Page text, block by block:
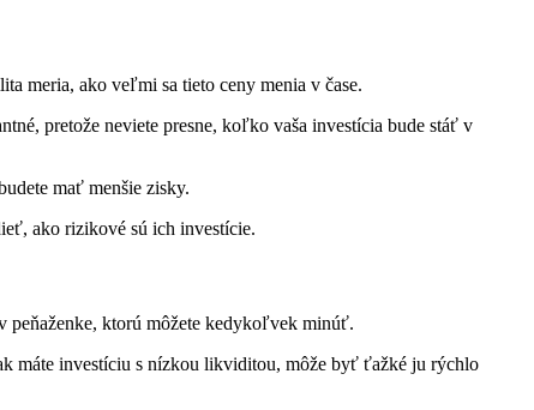
meria, ako veľmi sa tieto ceny menia v čase.
pretože neviete presne, koľko vaša investícia bude stáť v
mať menšie zisky.
ako rizikové sú ich investície.
peňaženke, ktorú môžete kedykoľvek minúť.
máte investíciu s nízkou likviditou, môže byť ťažké ju rýchlo